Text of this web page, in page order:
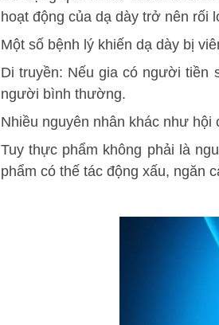
hoạt động của dạ dày trở nên rối
Một số bệnh lý khiến dạ dày bị
Di truyền: Nếu gia có người tiền
người bình thường.
Nhiều nguyên nhân khác như
Tuy thực phẩm không phải là
phẩm có thế tác động xấu, ngăn